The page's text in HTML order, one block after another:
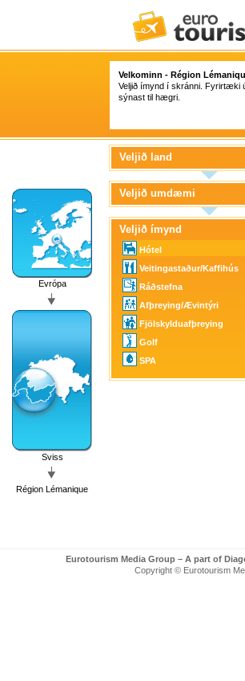
Velkominn - Région
Veljið ímynd í skránni. Fyrirtæki
sýnast til hægri.
Evrópa
Sviss
Région Lémanique
Veljið land
Veljið umdæmi
Veljið ímynd
Hótel
Veitingastaður/Kaffihús
Ráðstefna
Afþreying/Ævintýri
Fjölskylduafþreying
Golf
SPA
Eurotourism Media Group – A part of
Copyright © Eurotourism